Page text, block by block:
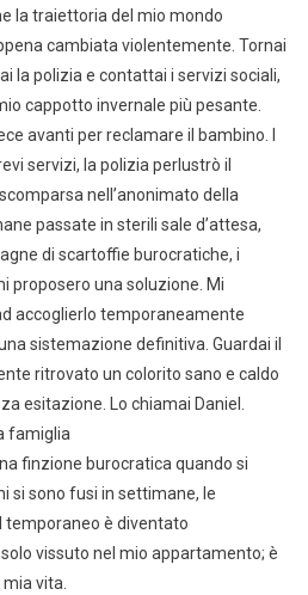
la traiettoria del mio mondo
cambiata violentemente. Tornai
la polizia e contattai i servizi sociali,
cappotto invernale più pesante.
avanti per reclamare il bambino. I
servizi, la polizia perlustrò il
nell’anonimato della
passate in sterili sale d’attesa,
di scartoffie burocratiche, i
proposero una soluzione. Mi
accoglierlo temporaneamente
sistemazione definitiva. Guardai il
ritrovato un colorito sano e caldo
esitazione. Lo chiamai Daniel.
famiglia
finzione burocratica quando si
si sono fusi in settimane, le
temporaneo è diventato
vissuto nel mio appartamento; è
vita.